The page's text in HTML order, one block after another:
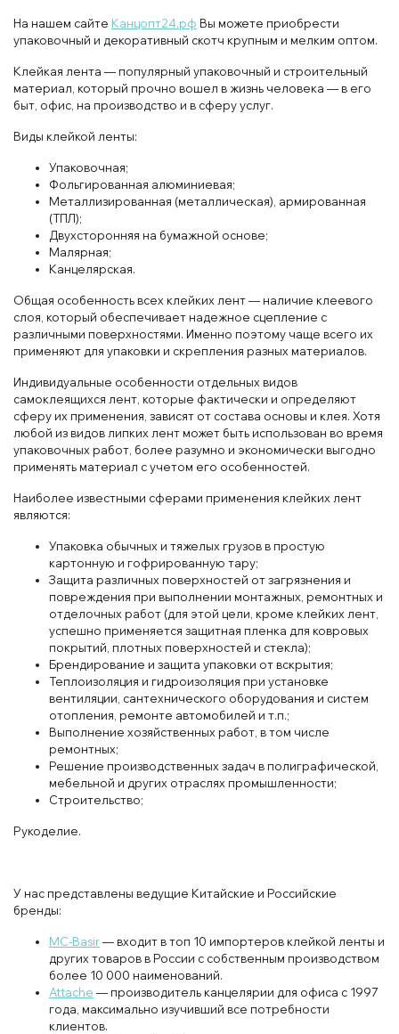
На нашем сайте Канцопт24.рф Вы можете приобрести
упаковочный и декоративный скотч крупным и мелким оптом.
Клейкая лента — популярный упаковочный и строительный
материал, который прочно вошел в жизнь человека — в его
быт, офис, на производство и в сферу услуг.
Виды клейкой ленты:
Упаковочная;
Фольгированная алюминиевая;
Металлизированная (металлическая), армированная
(ТПЛ);
Двухсторонняя на бумажной основе;
Малярная;
Канцелярская.
Общая особенность всех клейких лент — наличие клеевого
слоя, который обеспечивает надежное сцепление с
различными поверхностями. Именно поэтому чаще всего их
применяют для упаковки и скрепления разных материалов.
Индивидуальные особенности отдельных видов
самоклеящихся лент, которые фактически и определяют
сферу их применения, зависят от состава основы и клея. Хотя
любой из видов липких лент может быть использован во время
упаковочных работ, более разумно и экономически выгодно
применять материал с учетом его особенностей.
Наиболее известными сферами применения клейких лент
являются:
Упаковка обычных и тяжелых грузов в простую
картонную и гофрированную тару;
Защита различных поверхностей от загрязнения и
повреждения при выполнении монтажных, ремонтных и
отделочных работ (для этой цели, кроме клейких лент,
успешно применяется защитная пленка для ковровых
покрытий, плотных поверхностей и стекла);
Брендирование и защита упаковки от вскрытия;
Теплоизоляция и гидроизоляция при установке
вентиляции, сантехнического оборудования и систем
отопления, ремонте автомобилей и т.п.;
Выполнение хозяйственных работ, в том числе
ремонтных;
Решение производственных задач в полиграфической,
мебельной и других отраслях промышленности;
Строительство;
Рукоделие.
У нас представлены ведущие Китайские и Российские
бренды:
MC-Basir— входит в топ 10 импортеров клейкой ленты и
других товаров в России с собственным производством
более 10 000 наименований.
Attache — производитель канцелярии для офиса с 1997
года, максимально изучивший все потребности
клиентов.